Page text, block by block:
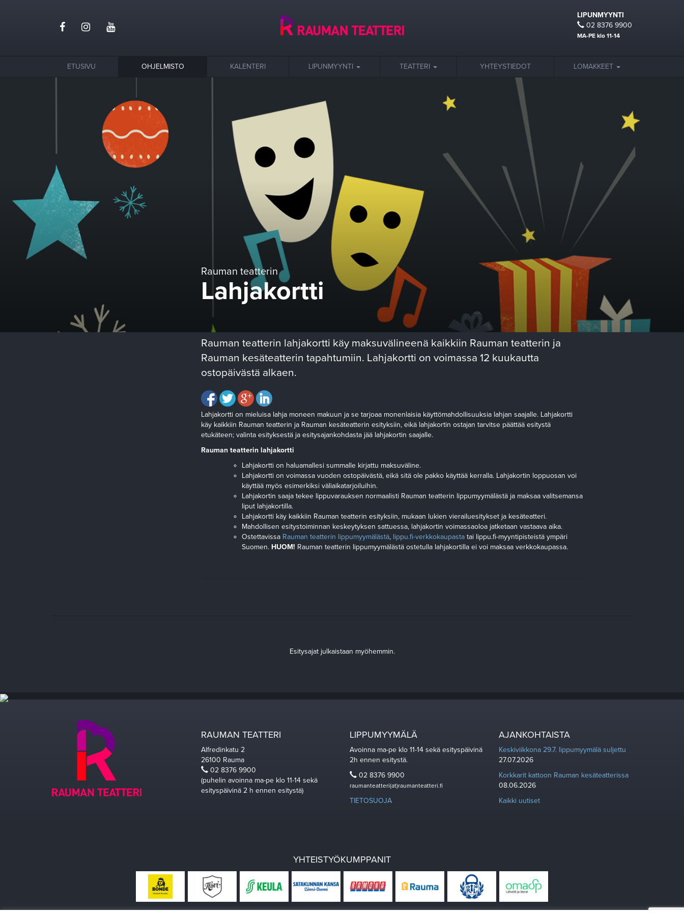
LIPUNMYYNTI
02 8376 9900
MA-PE klo 11-14
ETUSIVU OHJELMISTO KALENTERI LIPUNMYYNTI TEATTERI YHTEYSTIEDOT LOMAKKEET
Rauman teatterin
Lahjakortti
Rauman teatterin lahjakortti käy maksuvälineenä kaikkiin Rauman teatterin ja
Rauman kesäteatterin tapahtumiin. Lahjakortti on voimassa 12 kuukautta
ostopäivästä alkaen.
Lahjakortti on mieluisa lahja moneen makuun ja se tarjoaa monenlaisia käyttömahdollisuuksia lahjan saajalle. Lahjakortti
käy kaikkiin Rauman teatterin ja Rauman kesäteatterin esityksiin, eikä lahjakortin ostajan tarvitse päättää esitystä
etukäteen; valinta esityksestä ja esitysajankohdasta jää lahjakortin saajalle.
Rauman teatterin lahjakortti
Lahjakortti on haluamallesi summalle kirjattu maksuväline.
Lahjakortti on voimassa vuoden ostopäivästä, eikä sitä ole pakko käyttää kerralla. Lahjakortin loppuosan voi
käyttää myös esimerkiksi väliaikatarjoiluihin.
Lahjakortin saaja tekee lippuvarauksen normaalisti Rauman teatterin lippumyymälästä ja maksaa valitsemansa
liput lahjakortilla.
Lahjakortti käy kaikkiin Rauman teatterin esityksiin, mukaan lukien vierailuesitykset ja kesäteatteri.
Mahdollisen esitystoiminnan keskeytyksen sattuessa, lahjakortin voimassaoloa jatketaan vastaava aika.
Ostettavissa Rauman teatterin lippumyymälästä, lippu.fi-verkkokaupastatai lippu.fi-myyntipisteistä ympäri
Suomen. HUOM! Rauman teatterin lippumyymälästä ostetulla lahjakortilla ei voi maksaa verkkokaupassa.
Esitysajat julkaistaan myöhemmin.
RAUMAN TEATTERI
Alfredinkatu 2
26100 Rauma
02 8376 9900
(puhelin avoinna ma-pe klo 11-14 sekä
esityspäivinä 2 h ennen esitystä)
LIPPUMYYMÄLÄ
Avoinna ma-pe klo 11-14 sekä esityspäivinä
2h ennen esitystä.
02 8376 9900
raumanteatteri(at)raumanteatteri.fi
TIETOSUOJA
AJANKOHTAISTA
Keskiviikkona 29.7. lippumyymälä suljettu
27.07.2026
Korkkarit kattoon Rauman kesäteatterissa
08.06.2026
Kaikki uutiset
YHTEISTYÖKUMPPANIT